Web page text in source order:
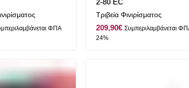
2-80 EC
Τριβεία Φινιρίσματος
€